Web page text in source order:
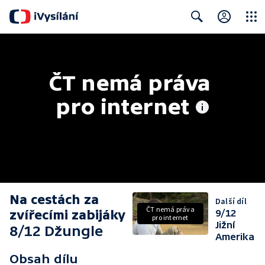
ČT nemá práva
pro internet
Na cestách za
zvířecími zabijáky
8/12 Džungle
Obsah dílu
ČT nemá práva
pro internet
Další díl
9/12
Jižní
Amerika